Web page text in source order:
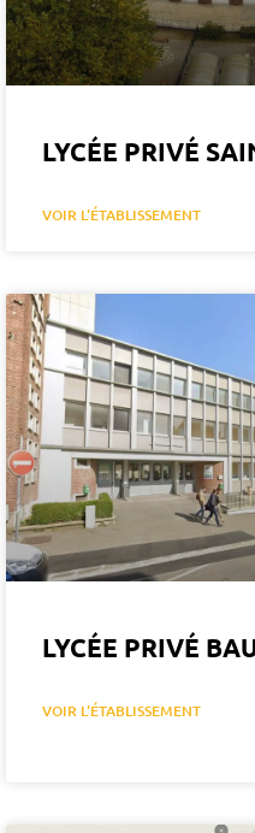
LYCÉE PRIVÉ
VOIR L'ÉTABLISSEMENT
LYCÉE PRIVÉ
VOIR L'ÉTABLISSEMENT